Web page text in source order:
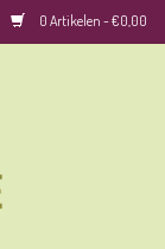
0 Artikelen - €0,00